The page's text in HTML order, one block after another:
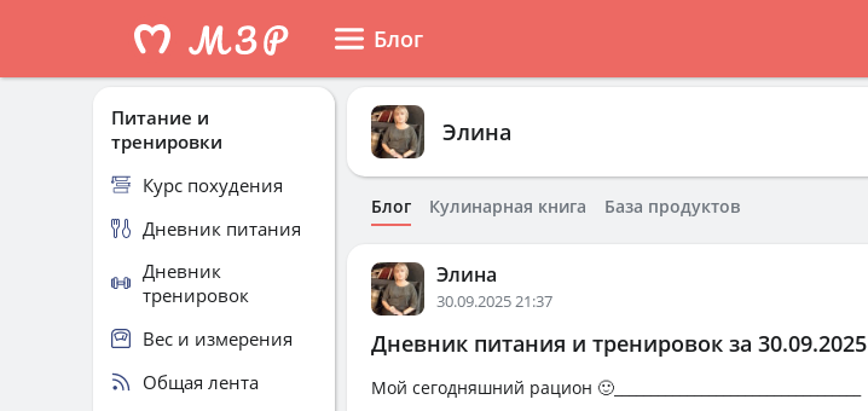
Блог
Элина
Блог Кулинарная книга База продуктов
Элина
30.09.2025 21:37
Дневник питания и тренировок за 30.09.2025
Мой сегодняшний рацион 🙂__________________________________
Питание и
тренировки
Курс похудения
Дневник питания
Дневник
тренировок
Вес и измерения
Общая лента